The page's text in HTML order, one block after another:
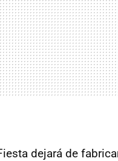
dejará de